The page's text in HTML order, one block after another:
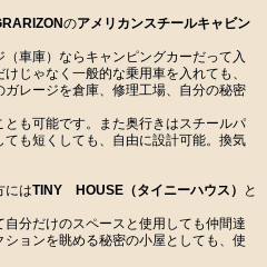
のアメリカンスチールキャビン
車庫）ならキャンピングカーだって入
じゃなく一般的な乗用車を入れても、
ガレージを倉庫、修理工場、自分の秘密
も可能です。また奥行きはスチールパ
も短くしても、自由に設計可能。換気
にはTINY HOUSE（タイニーハウス）
と
分だけのスペースと使用しても仲間達
ョンを眺める秘密の小屋としても、使